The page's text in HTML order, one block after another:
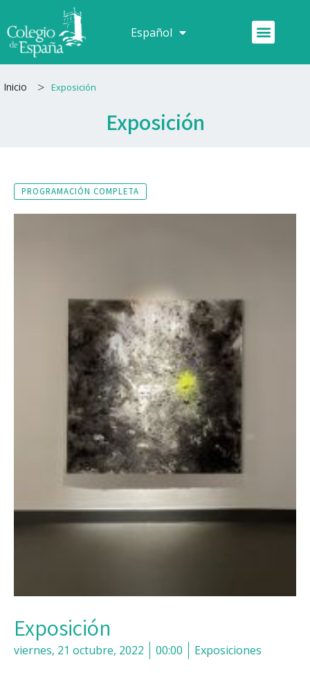
al
contenido
Español
Français Menú
Inicio > Exposición
Exposición
PROGRAMACIÓN COMPLETA
Exposición
viernes, 21 octubre, 2022 00:00 Exposiciones